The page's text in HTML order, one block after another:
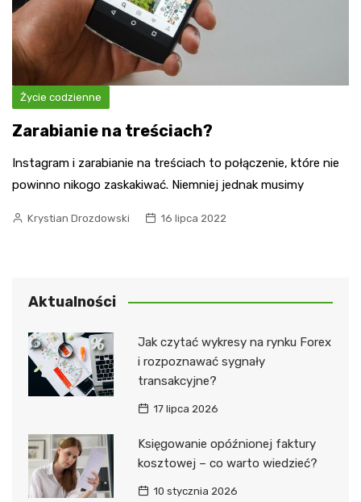
Życie codzienne
Zarabianie na treściach?
Instagram i zarabianie na treściach to połączenie, które nie
powinno nikogo zaskakiwać. Niemniej jednak musimy
Krystian Drozdowski 16 lipca 2022
Aktualności
Jak czytać wykresy na rynku Forex
i rozpoznawać sygnały
transakcyjne?
17 lipca 2026
Księgowanie opóźnionej faktury
kosztowej – co warto wiedzieć?
10 stycznia 2026